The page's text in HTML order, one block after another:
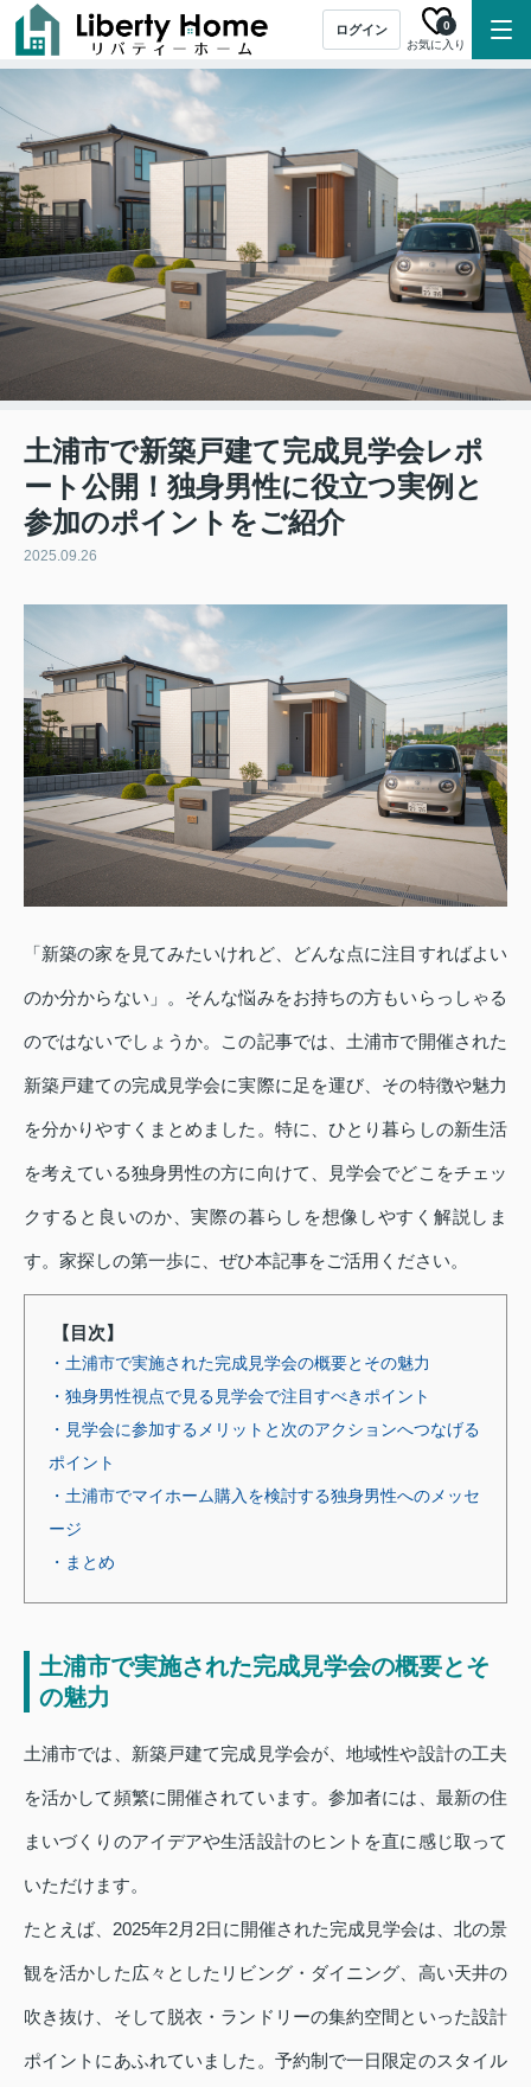
ログイン
お気に入り
0
土浦市で新築戸建て完成見学会レポ
ート公開！独身男性に役立つ実例と
参加のポイントをご紹介
2025.09.26
「新築の家を見てみたいけれど、どんな点に注目すればよい
のか分からない」。そんな悩みをお持ちの方もいらっしゃる
のではないでしょうか。この記事では、土浦市で開催された
新築戸建ての完成見学会に実際に足を運び、その特徴や魅力
を分かりやすくまとめました。特に、ひとり暮らしの新生活
を考えている独身男性の方に向けて、見学会でどこをチェッ
クすると良いのか、実際の暮らしを想像しやすく解説しま
す。家探しの第一歩に、ぜひ本記事をご活用ください。
【目次】
・土浦市で実施された完成見学会の概要とその魅力
・独身男性視点で見る見学会で注目すべきポイント
・見学会に参加するメリットと次のアクションへつなげる
ポイント
・土浦市でマイホーム購入を検討する独身男性へのメッセ
ージ
・まとめ
土浦市で実施された完成見学会の概要とそ
の魅力
土浦市では、新築戸建て完成見学会が、地域性や設計の工夫
を活かして頻繁に開催されています。参加者には、最新の住
まいづくりのアイデアや生活設計のヒントを直に感じ取って
いただけます。
たとえば、2025年2月2日に開催された完成見学会は、北の景
観を活かした広々としたリビング・ダイニング、高い天井の
吹き抜け、そして脱衣・ランドリーの集約空間といった設計
ポイントにあふれていました。予約制で一日限定のスタイル